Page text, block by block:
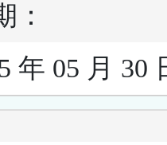
：
年 05 月 30